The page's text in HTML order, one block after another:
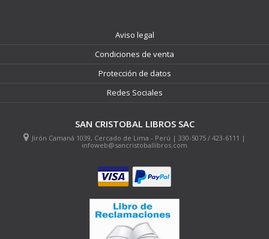
Aviso legal
Condiciones de venta
Protección de datos
Redes Sociales
SAN CRISTOBAL LIBROS SAC
Jirón Camaná 1039, Cercado de Lima - Perú | 330-5075 / 423-6111 |
infoweb@sancristoballibros.com